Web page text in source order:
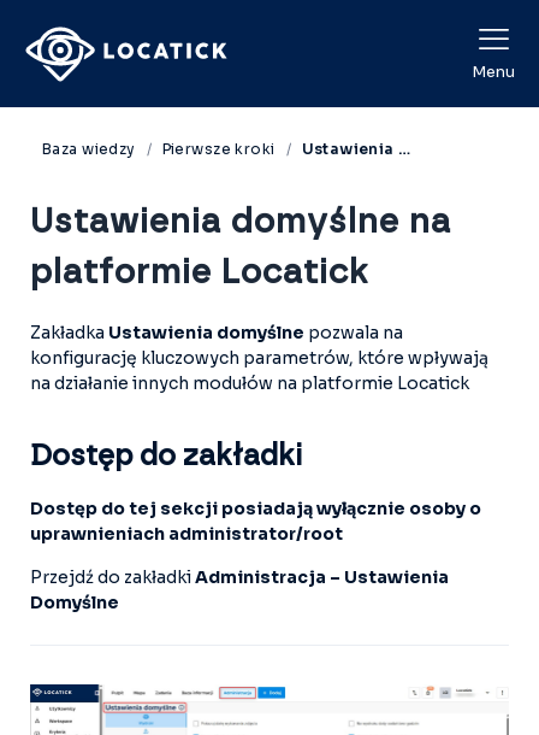
Menu
View Categories
Baza wiedzy Pierwsze kroki Ustawienia domyślne na platformie Locatick
Ustawienia domyślne na
platformie Locatick
Zakładka Ustawienia domyślne pozwala na
konfigurację kluczowych parametrów, które wpływają
na działanie innych modułów na platformie Locatick
Dostęp do zakładki
Dostęp do tej sekcji posiadają wyłącznie osoby o
uprawnieniach administrator/root
Przejdź do zakładkiAdministracja – Ustawienia
Domyślne